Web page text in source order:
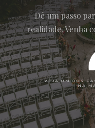
Dê um passo
realidade. Venha
VEJA UM DOS
NA